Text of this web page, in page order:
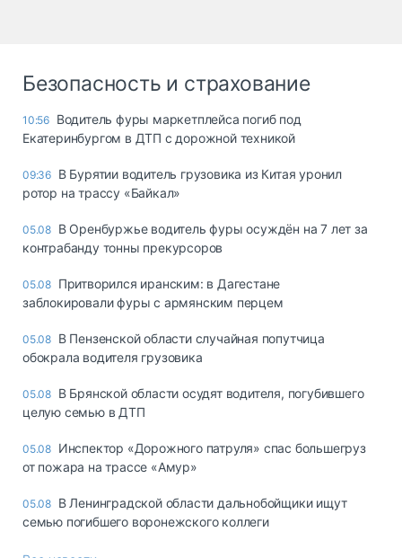
Безопасность и страхование
10:56 Водитель фуры маркетплейса погиб под
Екатеринбургом в ДТП с дорожной техникой
09:36 В Бурятии водитель грузовика из Китая уронил
ротор на трассу «Байкал»
05.08 В Оренбуржье водитель фуры осуждён на 7 лет за
контрабанду тонны прекурсоров
05.08 Притворился иранским: в Дагестане
заблокировали фуры с армянским перцем
05.08 В Пензенской области случайная попутчица
обокрала водителя грузовика
05.08 В Брянской области осудят водителя, погубившего
целую семью в ДТП
05.08 Инспектор «Дорожного патруля» спас большегруз
от пожара на трассе «Амур»
05.08 В Ленинградской области дальнобойщики ищут
семью погибшего воронежского коллеги